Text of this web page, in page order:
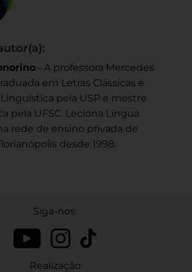
- A professora Mercedes
em Letras Clássicas e
pela USP e mestre
pela UFSC. Leciona Língua
rede de ensino privada de
desde 1998.
Siga-nos:
Realização